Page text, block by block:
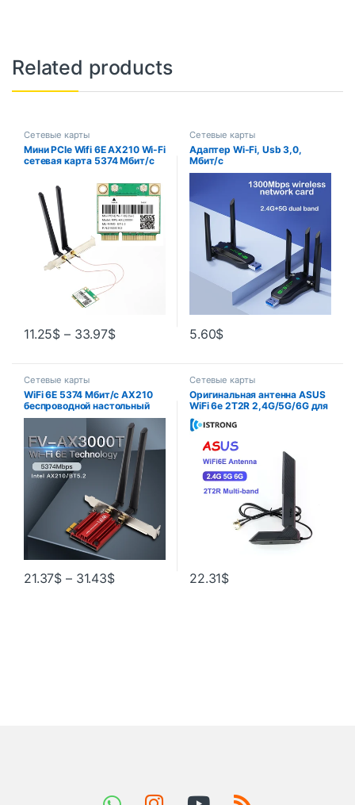
Related products
Сетевые карты
Мини PCIe Wifi 6E AX210 Wi-Fi
сетевая карта 5374 Мбит/с
2,4G/5G/6 ГГц беспроводной
адаптер Windows 10
11.25$ – 33.97$
Сетевые карты
Адаптер Wi-Fi, Usb 3,0,
Мбит/с
5.60$
Сетевые карты
WiFi 6E 5374 Мбит/с AX210
беспроводной настольный
PCIe адаптер Bluetooth 5,3
802.11AX трехдиапазонный
2,4G/5G/6 ГГц Wifi карта для
Windows 10/11
21.37$ – 31.43$
Сетевые карты
Оригинальная антенна ASUS
WiFi 6e 2T2R 2,4G/5G/6G для
ROG B660 H670 M13H Z690,
материнская плата с
поддержкой сетевой карты
GIGABYTE MSI ASRock
22.31$